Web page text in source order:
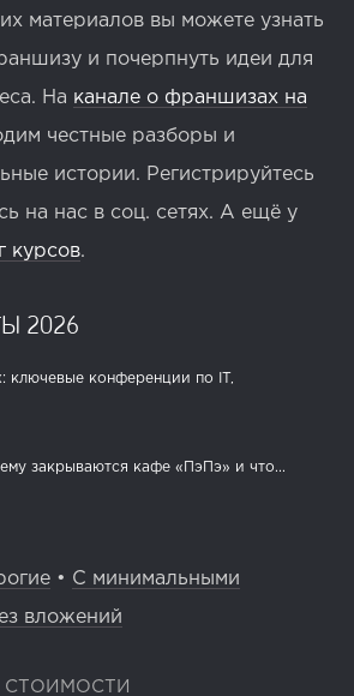
материалов вы можете узнать
и почерпнуть идеи для
На канале о франшизах на
честные разборы и
истории. Регистрируйтесь
на нас в соц. сетях. А ещё у
курсов.
2026
ключевые конференции по IT,
закрываются кафе «ПэПэ» и что...
• С минимальными
вложений
СТОИМОСТИ